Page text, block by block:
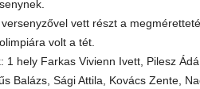
vett részt a
volt a tét.
1 hely Farkas Vivienn Ivett, Pilesz
Balázs, Sági Attila, Kovács Zente,